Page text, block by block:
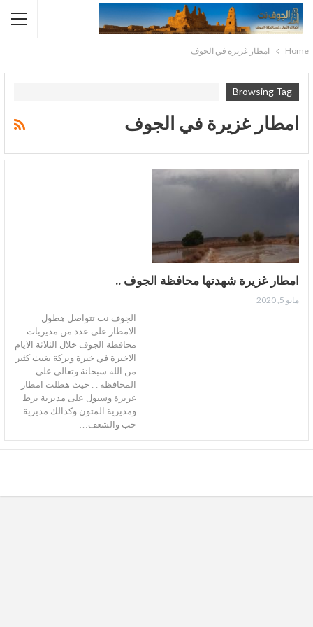
Home امطار غزيرة في الجوف
Browsing Tag
امطار غزيرة في الجوف
امطار غزيرة شهدتها محافظة الجوف ..
مايو 5, 2020
الجوف نت تتواصل هطول
الامطار على عدد من مديريات
محافظة الجوف خلال الثلاثة الايام
الاخيرة في خيرة وبركة بغيث كثير
من الله سبحانة وتعالى على
المحافظة . . حيث هطلت امطار
غزيرة وسيول على مديرية برط
ومديرية المتون وكذالك مديرية
خب والشعف…